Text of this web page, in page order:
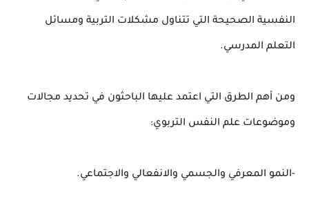
النفسية الصحيحة التي تتناول مشكلات التربية ومسائل
التعلم المدرسي.
ومن أهم الطرق التي اعتمد عليها الباحثون في تحديد مجالات
وموضوعات علم النفس التربوي:
-النمو المعرفي والجسمي والانفعالي والاجتماعي.